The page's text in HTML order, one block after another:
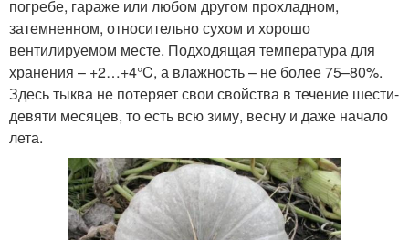
погребе, гараже или любом другом прохладном,
затемненном, относительно сухом и хорошо
вентилируемом месте. Подходящая температура для
хранения – +2…+4°C, а влажность – не более 75–80%.
Здесь тыква не потеряет свои свойства в течение шести-
девяти месяцев, то есть всю зиму, весну и даже начало
лета.